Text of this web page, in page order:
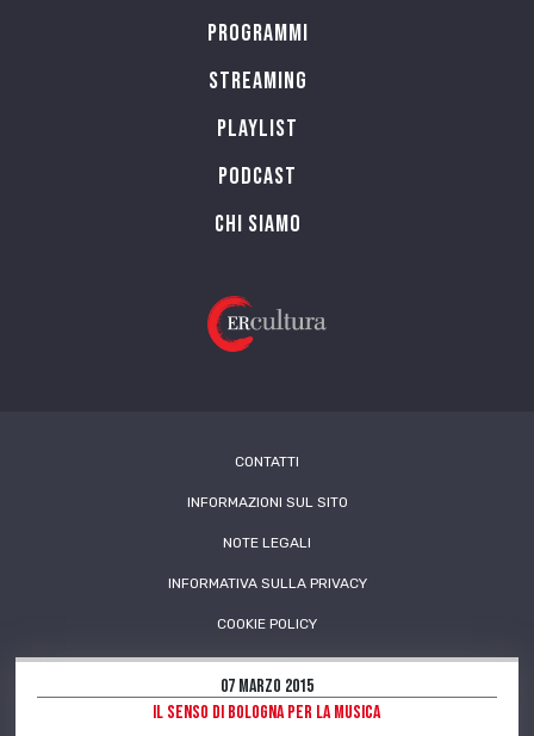
07 Marzo 2015
Il senso di Bologna per la musica
Programmi
Streaming
Playlist
PODCAST
Chi siamo
CONTATTI
INFORMAZIONI SUL SITO
NOTE LEGALI
INFORMATIVA SULLA PRIVACY
COOKIE POLICY